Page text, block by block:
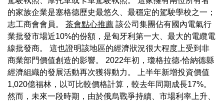
的家族企業是塞格德歷史最悠久、最穩定的駕駛學校之一；
志工商會會員。 茶會點心推薦 該公司集團佔有國內電氣行
業批發市場近10%的份額，是匈牙利第一大、最大的電纜電
線批發商。 這也證明該地區的經濟狀況很大程度上受到非
商業部門價值創造的影響。 2022年初，瓊格拉德-恰納德縣
經濟組織的發展活動再次獲得動力。 上半年新增投資價值
1,020億福林，以可比較價格計算，較去年同期成長17%。
然而，未來一段時期，由於俄烏戰爭持續、市場利率上升、